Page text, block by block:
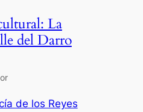
La
del Darro
de los Reyes